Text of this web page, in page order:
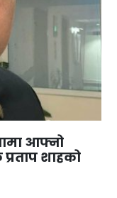
आफ्नो
शाहको